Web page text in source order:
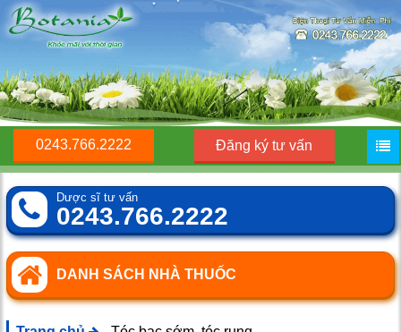
0243.766.2222 Đăng ký tư vấn
Dược sĩ tư vấn
0243.766.2222
DANH SÁCH NHÀ THUỐC